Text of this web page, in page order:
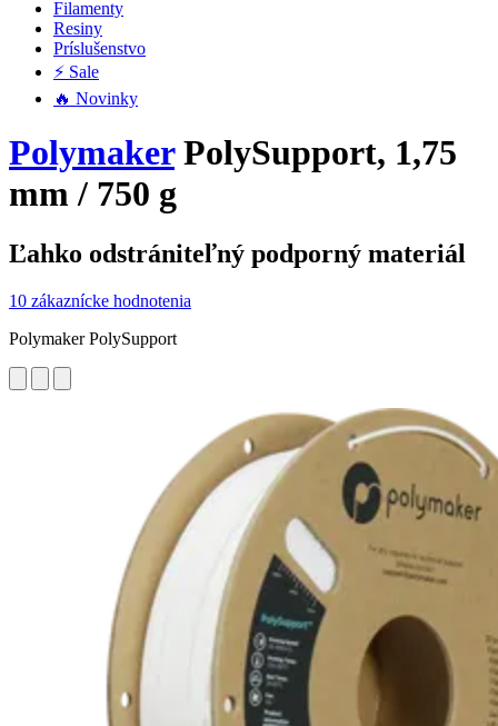
Filamenty
Resiny
Príslušenstvo
⚡ Sale
🔥 Novinky
PolymakerPolySupport, 1,75
mm / 750 g
Ľahko odstrániteľný podporný materiál
10 zákaznícke hodnotenia
Polymaker PolySupport